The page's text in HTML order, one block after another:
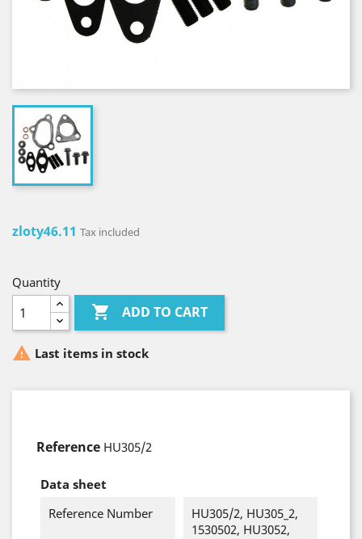
zloty46.11 Tax included
Quantity
 ADD TO CART
 Last items in stock
Reference HU305/2
Data sheet
Reference Number
HU305/2, HU305_2,
1530502, HU3052,